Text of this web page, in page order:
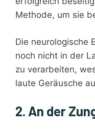
Methode, um sie
Die neurologische
noch nicht in der
zu verarbeiten,
laute Geräusche
2. An der